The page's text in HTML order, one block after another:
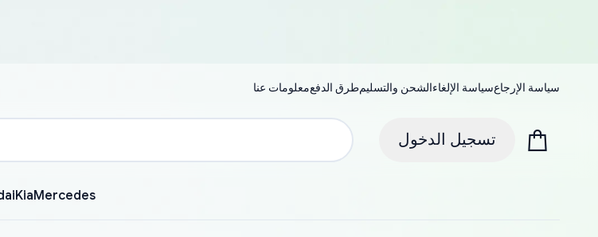
معلومات عناطرق الدفعالشحن والتسليمسياسة الإلغاءسياسة الإرجاع
تسجيل الدخول
KiaMercedes